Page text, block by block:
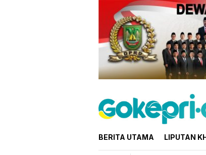
BERITA UTAMA LIPUTAN